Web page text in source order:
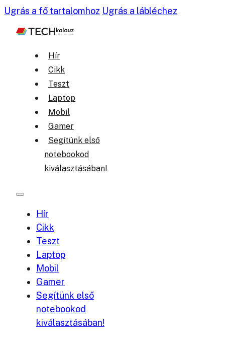
Ugrás a fő tartalomhoz Ugrás a lábléchez
Hír
Cikk
Teszt
Laptop
Mobil
Gamer
Segítünk első
notebookod
kiválasztásában!
Hír
Cikk
Teszt
Laptop
Mobil
Gamer
Segítünk első
notebookod
kiválasztásában!